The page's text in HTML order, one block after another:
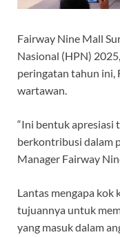
Fairway Nine Mall
Nasional (HPN)
peringatan tahun
wartawan.
“Ini bentuk apresiasi
berkontribusi dalam
Manager Fairway
Lantas mengapa kok
tujuannya untuk
yang masuk dalam